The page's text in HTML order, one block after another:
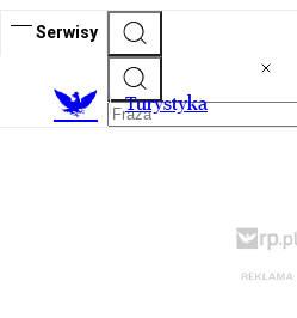
Serwisy
Turystyka